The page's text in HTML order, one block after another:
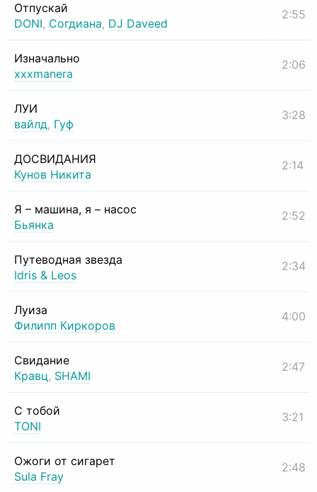
Отпускай
DONI, Согдиана, DJ Daveed
2:55
Изначально
xxxmanera
2:06
ЛУИ
вайлд, Гуф
3:28
ДОСВИДАНИЯ
Кунов Никита
2:14
Я – машина, я – насос
Бьянка
2:52
Путеводная звезда
Idris & Leos
2:34
Луиза
Филипп Киркоров
4:00
Свидание
Кравц, SHAMI
2:47
С тобой
TONI
3:21
Ожоги от сигарет
Sula Fray
2:48